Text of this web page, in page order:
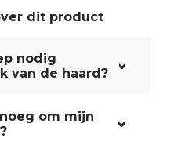
dit product
nodig
van de haard?
om mijn